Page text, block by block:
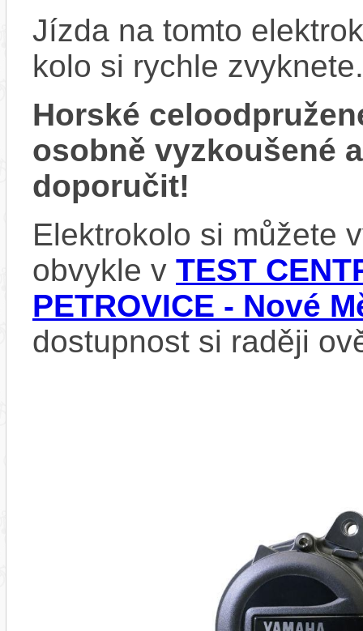
Jízda na tomto
kolo si rychle zvyknete.
Horské
osobně vyzkoušené
doporučit!
Elektrokolo si můžete
obvykle v TEST
PETROVICE - Nové
dostupnost si raději